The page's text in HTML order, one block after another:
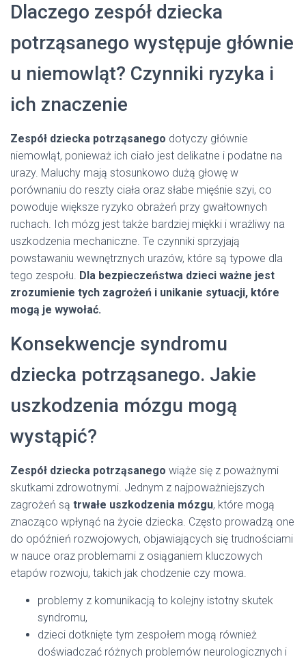
Dlaczego zespół dziecka
potrząsanego występuje głównie
u niemowląt? Czynniki ryzyka i
ich znaczenie
Zespół dziecka potrząsanego dotyczy głównie
niemowląt, ponieważ ich ciało jest delikatne i podatne na
urazy. Maluchy mają stosunkowo dużą głowę w
porównaniu do reszty ciała oraz słabe mięśnie szyi, co
powoduje większe ryzyko obrażeń przy gwałtownych
ruchach. Ich mózg jest także bardziej miękki i wrażliwy na
uszkodzenia mechaniczne. Te czynniki sprzyjają
powstawaniu wewnętrznych urazów, które są typowe dla
tego zespołu. Dla bezpieczeństwa dzieci ważne jest
zrozumienie tych zagrożeń i unikanie sytuacji, które
mogą je wywołać.
Konsekwencje syndromu
dziecka potrząsanego. Jakie
uszkodzenia mózgu mogą
wystąpić?
Zespół dziecka potrząsanego wiąże się z poważnymi
skutkami zdrowotnymi. Jednym z najpoważniejszych
zagrożeń są trwałe uszkodzenia mózgu, które mogą
znacząco wpłynąć na życie dziecka. Często prowadzą one
do opóźnień rozwojowych, objawiających się trudnościami
w nauce oraz problemami z osiąganiem kluczowych
etapów rozwoju, takich jak chodzenie czy mowa.
problemy z komunikacją to kolejny istotny skutek
syndromu,
dzieci dotknięte tym zespołem mogą również
doświadczać różnych problemów neurologicznych i